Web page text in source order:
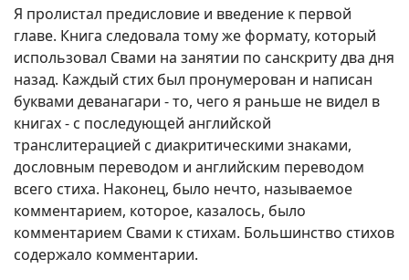
Я пролистал предисловие и введение к первой
главе. Книга следовала тому же формату, который
использовал Свами на занятии по санскриту два дня
назад. Каждый стих был пронумерован и написан
буквами деванагари - то, чего я раньше не видел в
книгах - с последующей английской
транслитерацией с диакритическими знаками,
дословным переводом и английским переводом
всего стиха. Наконец, было нечто, называемое
комментарием, которое, казалось, было
комментарием Свами к стихам. Большинство стихов
содержало комментарии.